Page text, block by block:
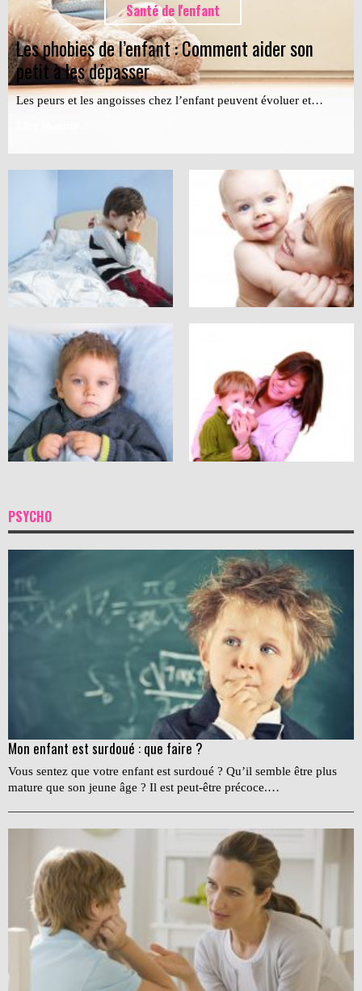
Santé de l'enfant
Les phobies de l’enfant : Comment aider son
petit à les dépasser
Les peurs et les angoisses chez l’enfant peuvent évoluer et…
PSYCHO
Mon enfant est surdoué : que faire ?
Vous sentez que votre enfant est surdoué ? Qu’il semble être plus
mature que son jeune âge ? Il est peut-être précoce.…